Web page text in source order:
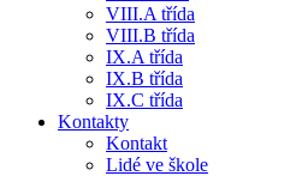
VIII.A třída
VIII.B třída
IX.A třída
IX.B třída
IX.C třída
Kontakty
Kontakt
Lidé ve škole